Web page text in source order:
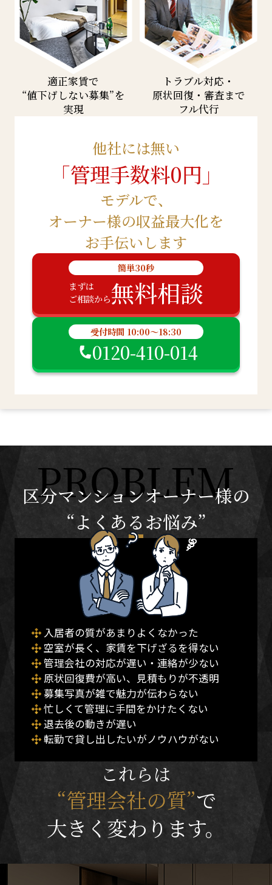
適正家賃で
“値下げしない募集”を
実現
トラブル対応・
原状回復・審査まで
フル代行
他社には無い
「管理手数料0円」
モデルで、
オーナー様の収益最大化を
お手伝いします
簡単30秒
まずは
ご相談から無料相談
受付時間 10:00～18:30
0120-410-014
区分マンションオーナー様の
“よくあるお悩み”
入居者の質があまりよくなかった
空室が長く、家賃を下げざるを得ない
管理会社の対応が遅い・連絡が少ない
原状回復費が高い、見積もりが不透明
募集写真が雑で魅力が伝わらない
忙しくて管理に手間をかけたくない
退去後の動きが遅い
転勤で貸し出したいがノウハウがない
これらは
“管理会社の質”で
大きく変わります。